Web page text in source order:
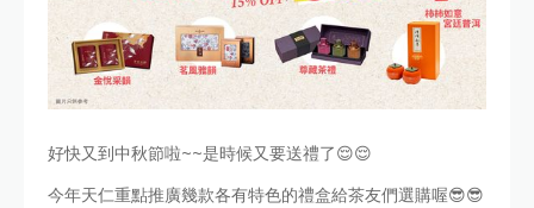
好快又到中秋節啦~~是時候又要送禮了😌😌
今年天仁重點推廣幾款各有特色的禮盒給茶友們選購喔😎😎